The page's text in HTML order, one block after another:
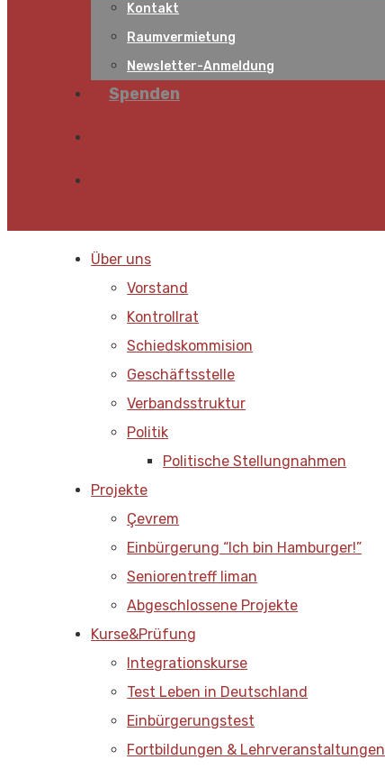
Kontakt
Raumvermietung
Newsletter-Anmeldung
Spenden
Über uns
Vorstand
Kontrollrat
Schiedskommision
Geschäftsstelle
Verbandsstruktur
Politik
Politische Stellungnahmen
Projekte
Çevrem
Einbürgerung “Ich bin Hamburger!”
Seniorentreff liman
Abgeschlossene Projekte
Kurse&Prüfung
Integrationskurse
Test Leben in Deutschland
Einbürgerungstest
Fortbildungen & Lehrveranstaltungen